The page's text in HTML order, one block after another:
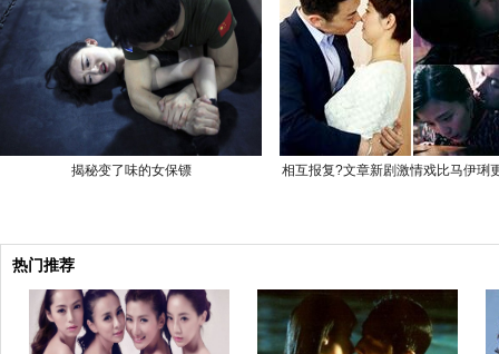
揭秘变了味的女保镖 相互报复?文章新剧激情戏比马伊琍
热门推荐